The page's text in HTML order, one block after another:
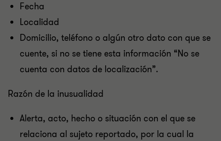
Fecha
Localidad
Domicilio, teléfono o algún otro dato con que se
cuente, si no se tiene esta información “No se
cuenta con datos de localización”.
Razón de la inusualidad
Alerta, acto, hecho o situación con el que se
relaciona al sujeto reportado, por la cual la